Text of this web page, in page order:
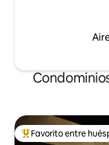
Favorito entre
Favorito entre